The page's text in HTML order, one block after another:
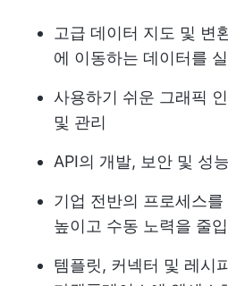
고급 데이터 지도 및 변
에 이동하는 데이터를
사용하기 쉬운 그래픽
및 관리
API의 개발, 보안 및 성
기업 전반의 프로세스
높이고 수동 노력을 줄
템플릿, 커넥터 및 레시